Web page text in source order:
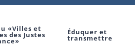
«Villes et
des Justes Éduquer et
transmettre